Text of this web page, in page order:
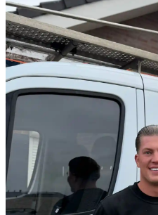
Home
Over ons
Diensten
Alle diensten
Daklekkage
Dakrenovatie
Stormschade
Dak en goot reiniging
Schoorsteenrenovatie
Bitumen daken
Pannen daken
Projecten
Contact